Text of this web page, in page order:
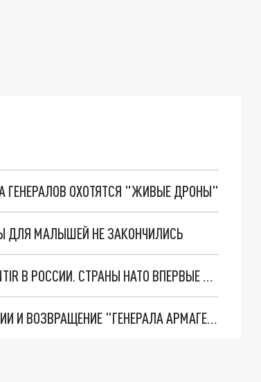
ГЕНЕРАЛОВ ОХОТЯТСЯ "ЖИВЫЕ ДРОНЫ"
ДЛЯ МАЛЫШЕЙ НЕ ЗАКОНЧИЛИСЬ
"ОЧЕНЬ ПЛОХИЕ НОВОСТИ": БОЛЬШАЯ ОШИБКА PALANTIR В РОССИИ. СТРАНЫ НАТО ВПЕРВЫЕ ЗА СВО ОСТАНОВИЛИ ПОСТАВКИ ОРУЖИЯ. ВСУ ТЕРЯЮТ ПРИГРАНИЧЬЕ?
ТРИ ГЛАВНЫХ ИНСАЙДА ОБ СВО. ОТМЕНА МОБИЛИЗАЦИИ И ВОЗВРАЩЕНИЕ "ГЕНЕРАЛА АРМАГЕДДОНА"? ОТЛИЧНЫЕ НОВОСТИ, КОТОРЫЕ ЖДАЛИ ВСЕ